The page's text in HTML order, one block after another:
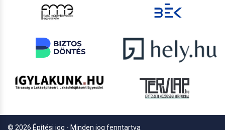
© 2026 Építési jog - Minden jog fenntartva